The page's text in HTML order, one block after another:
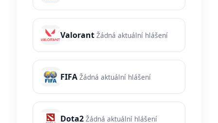
Valorant Žádná aktuální hlášení
FIFA Žádná aktuální hlášení
Dota2 Žádná aktuální hlášení